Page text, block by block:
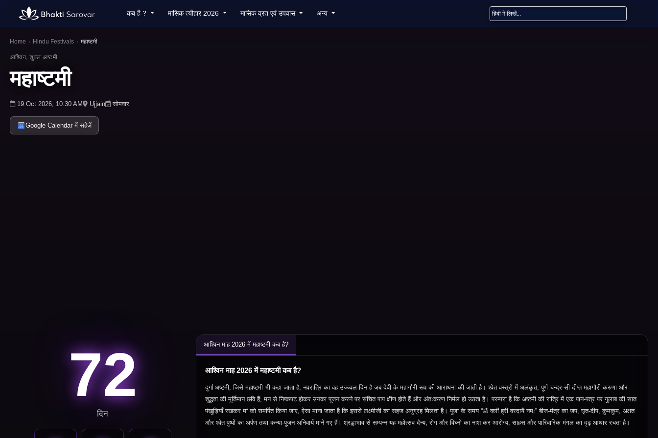
कब है ? मासिक त्यौहार 2026 मासिक व्रत एवं उपवास अन्य
Home › Hindu Festivals › महाष्टमी
आश्विन, शुक्ल अष्टमी
महाष्टमी
19 Oct 2026, 10:30 AM Ujjain सोमवार
Google Calendar में सहेजें
72
दिन
आश्विन माह 2026 में महाष्टमी कब है?
आश्विन माह 2026 में महाष्टमी कब है?
दुर्गा अष्टमी ,जिसे महाष्टमी भी कहा जाता है,नवरात्रि का वह उज्ज्वल दिन है जब देवी के महागौरी रूप की आराधना की जाती है। श्वेत वस्त्रों में अलंकृत,पूर्ण चन्द्र‑सी दीप्त महागौरी करुणा और
शुद्धता की मूर्तिमान छवि हैं;मन से निष्कपट होकर उनका पूजन करने पर संचित पाप क्षीण होते हैं और अंतःकरण निर्मल हो उठता है। परम्परा है कि अष्टमी की रात्रि में एक पान‑पत्र पर गुलाब की सात
पंखुड़ियाँ रखकर मां को समर्पित किया जाए ,ऐसा माना जाता है कि इससे लक्ष्मीजी का सहज अनुग्रह मिलता है। पूजा के समय “ॐ क्लीं ह्रीं वरदायै नमः” बीज‑मंत्र का जप,घृत‑दीप,कुमकुम अक्षत
और श्वेत पुष्पों का अर्पण तथा कन्या‑पूजन अनिवार्य माने गए हैं। श्रद्धाभाव से सम्पन्न यह महोत्सव दैन्य,रोग और विघ्नों का नाश कर आरोग्य,साहस और पारिवारिक मंगल का दृढ़ आधार रचता है।